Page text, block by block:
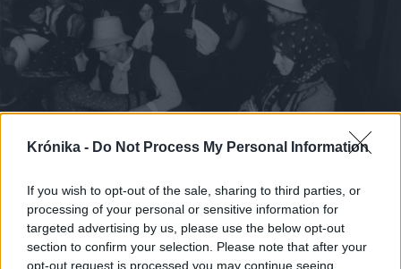
Krónika - Do Not Process My Personal Information
If you wish to opt-out of the sale, sharing to third parties, or
processing of your personal or sensitive information for
targeted advertising by us, please use the below opt-out
section to confirm your selection. Please note that after your
opt-out request is processed you may continue seeing
2025. február 20., csütörtök
Örök érvényű, széki kincseket
foglaltak kötetbe